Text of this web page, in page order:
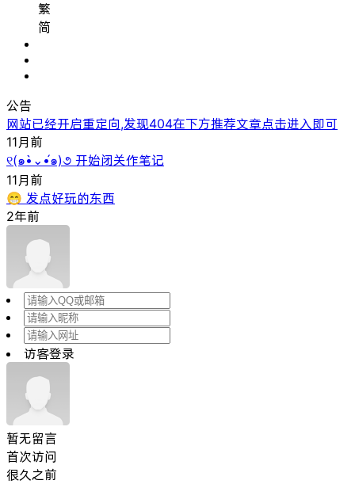
繁
简
公告
网站已经开启重定向,发现404在下方推荐文章点击进入即可
11月前
୧(๑•̀⌄•́๑)૭ 开始闭关作笔记
11月前
😁 发点好玩的东西
2年前
访客登录
暂无留言
首次访问
很久之前